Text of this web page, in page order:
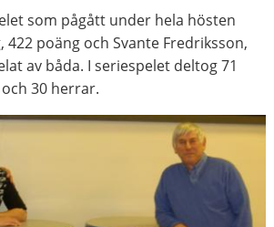
som pågått under hela hösten
422 poäng och Svante Fredriksson,
av båda. I seriespelet deltog 71
30 herrar.